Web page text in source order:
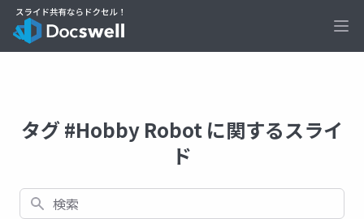
タグ #Hobby Robot に関するスライ
ド
検索